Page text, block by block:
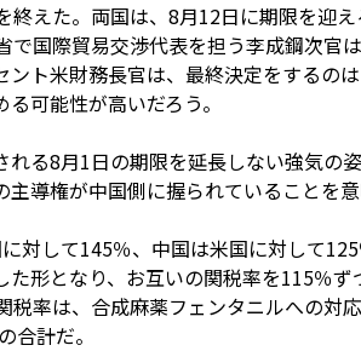
えた。両国は、8月12日に期限を迎え
国際貿易交渉代表を担う李成鋼次官
ト米財務長官は、最終決定をするの
可能性が高いだろう。
る8月1日の期限を延長しない強気の
導権が中国側に握られていることを意
対して145％、中国は米国に対して
形となり、お互いの関税率を115％
率は、合成麻薬フェンタニルへの対
合計だ。